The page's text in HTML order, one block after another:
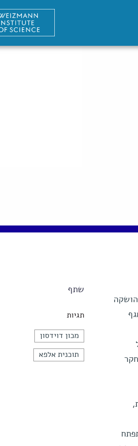
שתף
תגיות
מכון דוידסון
תוכנית אלפא
הושקה